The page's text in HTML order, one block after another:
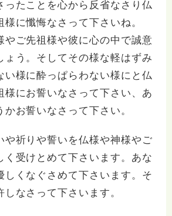
ったことを心から反省なさり仏
に懺悔なさって下さいね。
やご先祖様や彼に心の中で誠意
ょう。そしてその様な軽はずみ
い様に酔っぱらわない様にと仏
様にお誓いなさって下さい、あ
お誓いなさって下さい。
や祈りや誓いを仏様や神様やご
く受けとめて下さいます。あな
しくなぐさめて下さいます。そ
しなさって下さいます。